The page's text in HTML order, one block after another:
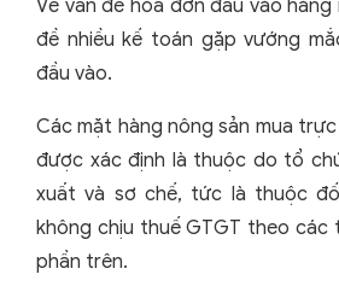
Về vấn đề hóa đơn đầu vào
đề nhiều kế toán gặp vướng
đầu vào.
Các mặt hàng nông sản mua
được xác định là thuộc do tổ
xuất và sơ chế, tức là thuộc
không chịu thuế GTGT theo các
phần trên.